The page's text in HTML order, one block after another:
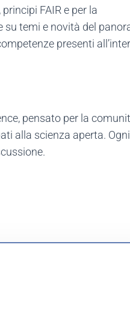
FAIR e per la
su temi e novità del
presenti
pensato per la
alla scienza aperta. Ogni